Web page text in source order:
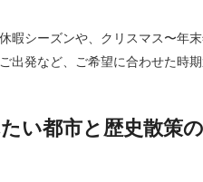
暇シーズンや、クリスマス〜年
出発など、ご希望に合わせた時
い都市と歴史散策